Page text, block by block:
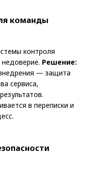
команды
контроля
Решение:
— защита
сервиса,
в переписки и